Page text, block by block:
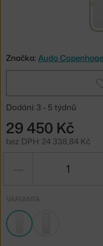
Značka: Audo
Dodání: 3 - 5 týdnů
29 450 Kč
bez DPH: 24 338,84 Kč
VARIANTA